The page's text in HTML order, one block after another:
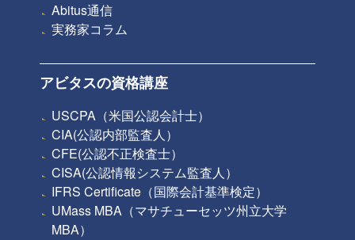
Abitus通信
実務家コラム
アビタスの資格講座
USCPA（米国公認会計士）
CIA(公認内部監査人）
CFE(公認不正検査士）
CISA(公認情報システム監査人）
IFRS Certificate（国際会計基準検定）
UMass MBA（マサチューセッツ州立大学
MBA）